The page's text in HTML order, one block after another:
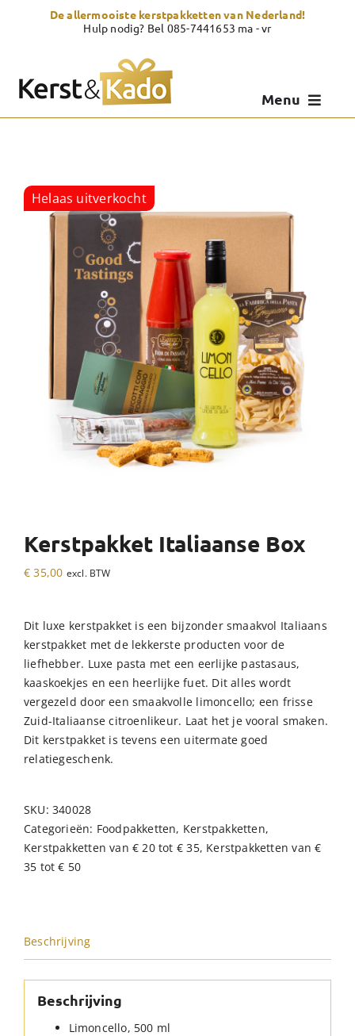
De allermooiste kerstpakketten van Nederland!
Hulp nodig? Bel 085-7441653 ma - vr
Menu
Zelf samenstellen
Showroom
Over Kerst & Kado
Helaas uitverkocht
Kerstpakket Italiaanse Box
€ 35,00 excl. BTW
Dit luxe kerstpakket is een bijzonder smaakvol Italiaans
kerstpakket met de lekkerste producten voor de
liefhebber. Luxe pasta met een eerlijke pastasaus,
kaaskoekjes en een heerlijke fuet. Dit alles wordt
vergezeld door een smaakvolle limoncello; een frisse
Zuid-Italiaanse citroenlikeur. Laat het je vooral smaken.
Dit kerstpakket is tevens een uitermate goed
relatiegeschenk.
SKU:340028
Categorieën: Foodpakketten, Kerstpakketten,
Kerstpakketten van € 20 tot € 35, Kerstpakketten van €
35 tot € 50
Beschrijving
Beschrijving
Limoncello, 500 ml